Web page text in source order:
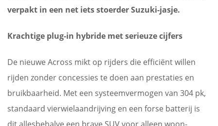
verpakt in een net iets stoerder Suzuki-jasje.
Krachtige plug-in hybride met serieuze cijfers
De nieuwe Across mikt op rijders die efficiënt willen
rijden zonder concessies te doen aan prestaties en
bruikbaarheid. Met een systeemvermogen van 304 pk,
standaard vierwielaandrijving en een forse batterij is